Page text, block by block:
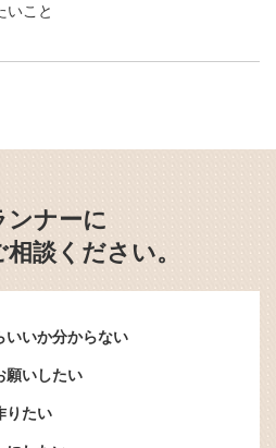
いこと
ンナーに
談ください。
いいか分からない
願いしたい
りたい